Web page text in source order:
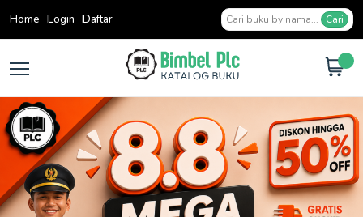
Home Login Daftar Cari